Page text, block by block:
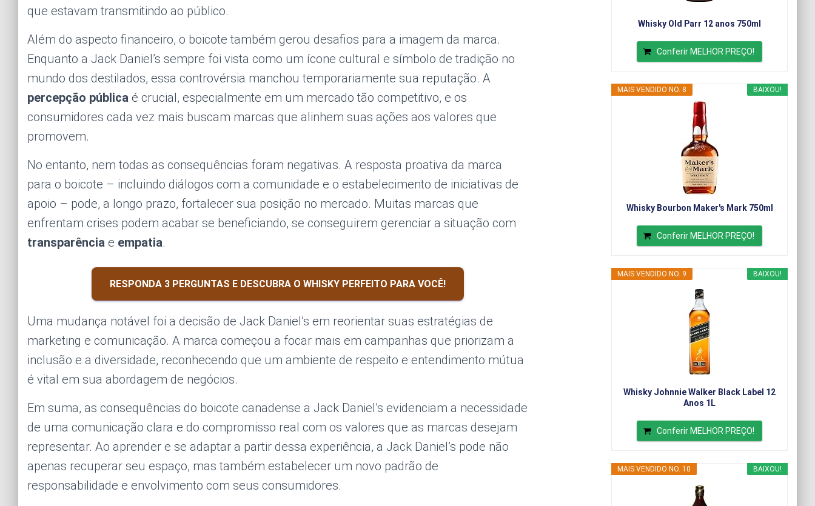
que estavam transmitindo ao público.
Além do aspecto financeiro, o boicote também gerou desafios para a imagem da marca.
Enquanto a Jack Daniel’s sempre foi vista como um ícone cultural e símbolo de tradição no
mundo dos destilados, essa controvérsia manchou temporariamente sua reputação. A
percepção pública é crucial, especialmente em um mercado tão competitivo, e os
consumidores cada vez mais buscam marcas que alinhem suas ações aos valores que
promovem.
No entanto, nem todas as consequências foram negativas. A resposta proativa da marca
para o boicote – incluindo diálogos com a comunidade e o estabelecimento de iniciativas de
apoio – pode, a longo prazo, fortalecer sua posição no mercado. Muitas marcas que
enfrentam crises podem acabar se beneficiando, se conseguirem gerenciar a situação com
transparência e empatia.
RESPONDA 3 PERGUNTAS E DESCUBRA O WHISKY PERFEITO PARA VOCÊ!
Uma mudança notável foi a decisão de Jack Daniel’s em reorientar suas estratégias de
marketing e comunicação. A marca começou a focar mais em campanhas que priorizam a
inclusão e a diversidade, reconhecendo que um ambiente de respeito e entendimento mútua
é vital em sua abordagem de negócios.
Em suma, as consequências do boicote canadense a Jack Daniel’s evidenciam a necessidade
de uma comunicação clara e do compromisso real com os valores que as marcas desejam
representar. Ao aprender e se adaptar a partir dessa experiência, a Jack Daniel’s pode não
apenas recuperar seu espaço, mas também estabelecer um novo padrão de
responsabilidade e envolvimento com seus consumidores.
Whisky Old Parr 12 anos 750ml
Conferir MELHOR PREÇO!
BAIXOU!
MAIS VENDIDO NO. 8
Whisky Bourbon Maker's Mark 750ml
Conferir MELHOR PREÇO!
BAIXOU!
MAIS VENDIDO NO. 9
Whisky Johnnie Walker Black Label 12
Anos 1L
Conferir MELHOR PREÇO!
BAIXOU!
MAIS VENDIDO NO. 10